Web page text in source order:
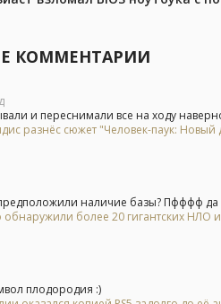
КОММЕНТАРИИ
и переснимали все на ходу
разнёс сюжет "Человек-паук:
наличие базы? Пфффф да
обнаружили более 20 гигантских
плодородия :)